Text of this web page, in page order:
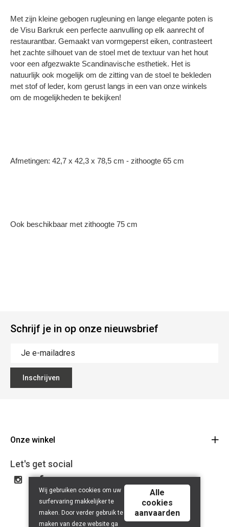
Met zijn kleine gebogen rugleuning en lange elegante poten is
de Visu Barkruk een perfecte aanvulling op elk aanrecht of
restaurantbar. Gemaakt van vormgeperst eiken, contrasteert
het zachte silhouet van de stoel met de textuur van het hout
voor een afgezwakte Scandinavische esthetiek. Het is
natuurlijk ook mogelijk om de zitting van de stoel te bekleden
met stof of leder, kom gerust langs in een van onze winkels
om de mogelijkheden te bekijken!
Afmetingen: 42,7 x 42,3 x 78,5 cm - zithoogte 65 cm
Ook beschikbaar met zithoogte 75 cm
Schrijf je in op onze nieuwsbrief
Inschrijven
Onze winkel
Buysse
Florimond Leirensstraat 40 9230 Wetteren
Route
09 369 16 77
BE 0648.822.409
Let's get social
Wij gebruiken cookies om uw
surfervaring makkelijker te
maken. Door verder gebruik te
maken van deze website ga
Alle
cookies
aanvaarden